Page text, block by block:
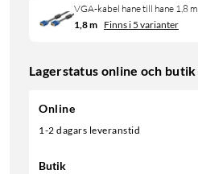
VGA-kabel hane till hane 1,8 m
1,8 m Finns i 5 varianter
Lagerstatus online och butik
Online
1-2 dagars leveranstid
Butik